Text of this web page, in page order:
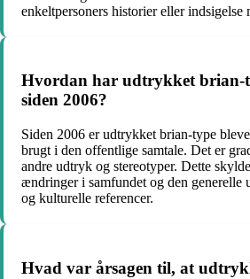
enkeltpersoners historier eller indsigelse
Hvordan har udtrykket brian-
siden 2006?
Siden 2006 er udtrykket brian-type
brugt i den offentlige samtale. Det er
andre udtryk og stereotyper. Dette
ændringer i samfundet og den generelle
og kulturelle referencer.
Hvad var årsagen til, at